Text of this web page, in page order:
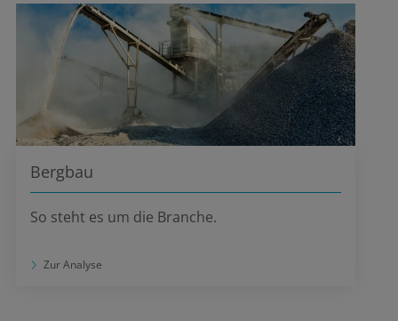
Bergbau
So steht es um die Branche.
Zur Analyse